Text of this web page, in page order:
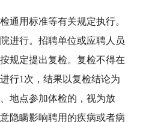
通用标准等有关规定执行。
进行。招聘单位或应聘人员
规定提出复检。复检不得在
行1次，结果以复检结论为
地点参加体检的，视为放
隐瞒影响聘用的疾病或者病